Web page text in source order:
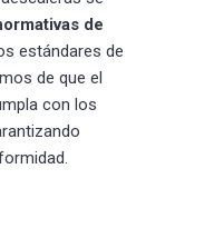
de
estándares de
de que el
con los